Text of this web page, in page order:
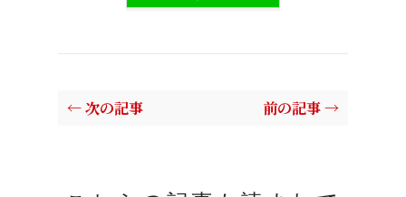
← 次の記事 前の記事 →